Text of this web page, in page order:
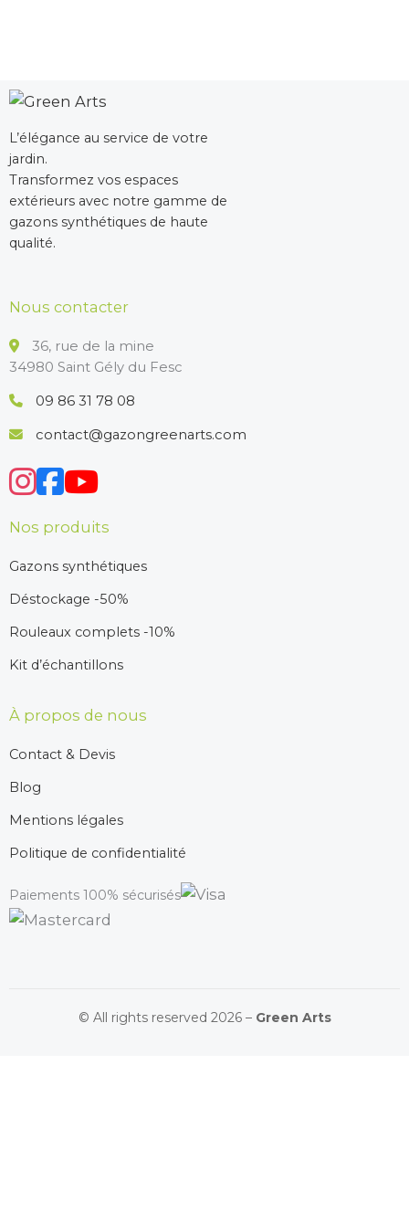
L’élégance au service de votre
jardin.
Transformez vos espaces
extérieurs avec notre gamme de
gazons synthétiques de haute
qualité.
Nous contacter
36, rue de la mine
34980 Saint Gély du Fesc
09 86 31 78 08
contact@gazongreenarts.com
Nos produits
Gazons synthétiques
Déstockage -50%
Rouleaux complets -10%
Kit d’échantillons
À propos de nous
Contact & Devis
Blog
Mentions légales
Politique de confidentialité
Paiements 100% sécurisés
© All rights reserved 2026 – Green Arts